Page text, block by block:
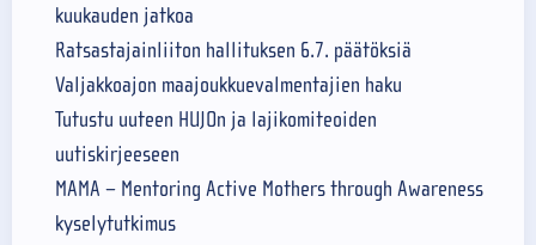
kuukauden jatkoa
Ratsastajainliiton hallituksen 6.7. päätöksiä
Valjakkoajon maajoukkuevalmentajien haku
Tutustu uuteen HUJOn ja lajikomiteoiden
uutiskirjeeseen
MAMA – Mentoring Active Mothers through Awareness
kyselytutkimus